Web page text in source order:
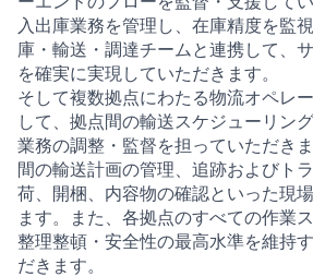
入出庫業務を管理し、在庫精度を監
庫・輸送・調達チームと連携して、
を確実に実現していただきます。
そして複数拠点にわたる物流オペレ
して、拠点間の輸送スケジューリン
業務の調整・監督を担っていただき
間の輸送計画の管理、追跡およびト
荷、開梱、内容物の確認といった現
ます。また、各拠点のすべての作業
整理整頓・安全性の最高水準を維持
だきます。